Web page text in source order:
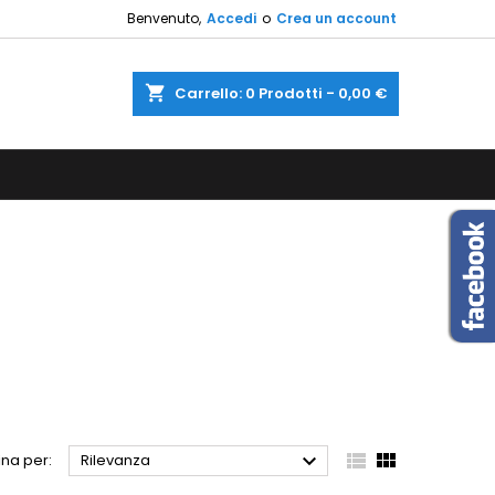
Benvenuto, Accedi o Crea un account
shopping_cart Carrello: 0 Prodotti - 0,00 €
per: Rilevanza   